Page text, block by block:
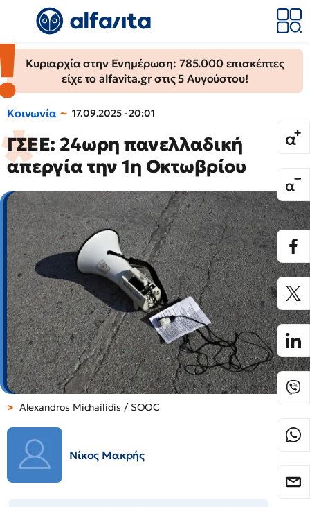
Κυριαρχία στην Ενημέρωση: 785.000 επισκέπτες
είχε το alfavita.gr στις 5 Αυγούστου!
Κοινωνία 17.09.2025 - 20:01
ΓΣΕΕ: 24ωρη πανελλαδική
απεργία την 1η Οκτωβρίου
Alexandros Michailidis / SOOC
Νίκος Μακρής